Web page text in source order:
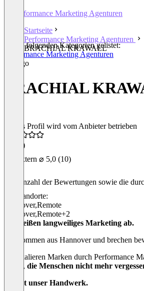
Performance Marketing Agenturen
Startseite
Performance Marketing Agenturen
BRACHIAL KRAWALL
In den folgenden Kategorien gelistet:
Performance Marketing Agenturen
BRACHIAL
Dieses Profil wird vom Anbieter betrieben
(3)
Extern ⌀ 5,0 (10)
Die Anzahl der Bewertungen sowie die
Standorte:
Hannover,Remote
Hannover,Remote+2
Wir reißen langweiliges Marketing ab.
Wir kommen aus Hannover und brechen
Wir skalieren Marken durch Performance
bauen, die Menschen nicht mehr
Das ist unser Handwerk.